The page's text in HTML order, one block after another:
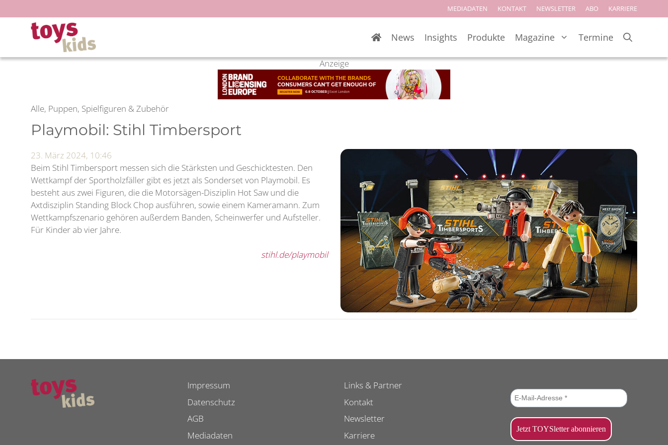
Inhalt
springen
MEDIADATEN KONTAKT NEWSLETTER ABO KARRIERE
News Insights Produkte Magazine Termine
Anzeige
Alle, Puppen, Spielfiguren & Zubehör
Playmobil: Stihl Timbersport
23. März 2024, 10:46
Beim Stihl Timbersport messen sich die Stärksten und Geschicktesten. Den
Wettkampf der Sportholzfäller gibt es jetzt als Sonderset von Playmobil. Es
besteht aus zwei Figuren, die die Motorsägen-Disziplin Hot Saw und die
Axtdisziplin Standing Block Chop ausführen, sowie einem Kameramann. Zum
Wettkampfszenario gehören außerdem Banden, Scheinwerfer und Aufsteller.
Für Kinder ab vier Jahre.
stihl.de/playmobil
Impressum
Datenschutz
AGB
Mediadaten
Links & Partner
Kontakt
Newsletter
Karriere